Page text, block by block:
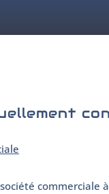
(société